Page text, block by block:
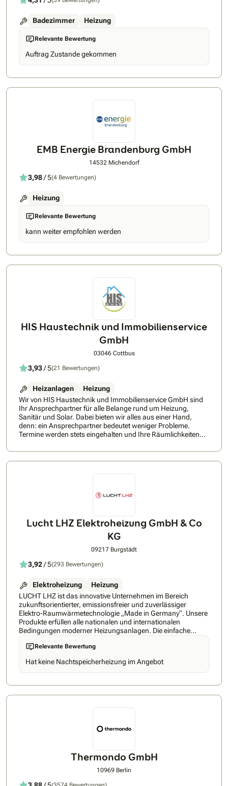
Badezimmer Heizung
Relevante Bewertung
Auftrag Zustande gekommen
EMB Energie Brandenburg GmbH
14532 Michendorf
3,98/ 5(4 Bewertungen)
Heizung
Relevante Bewertung
kann weiter empfohlen werden
HIS Haustechnik und Immobilienservice
GmbH
03046 Cottbus
3,93/ 5(21 Bewertungen)
Heizanlagen
Heizung
Wir von HIS Haustechnik und Immobilienservice GmbH sind
Ihr Ansprechpartner für alle Belange rund um Heizung,
Sanitär und Solar. Dabei bieten wir alles aus einer Hand,
denn: ein Ansprechpartner bedeutet weniger Probleme.
Termine werden stets eingehalten und Ihre Räumlichkeiten
versprochen!
Lucht LHZ Elektroheizung GmbH & Co
KG
09217 Burgstädt
3,92/ 5(293 Bewertungen)
Elektroheizung
Heizung
LUCHT LHZ ist das innovative Unternehmen im Bereich
zukunftsorientierter, emissionsfreier und zuverlässiger
Elektro-Raumwärmetechnologie „Made in Germany“. Unsere
Produkte erfüllen alle nationalen und internationalen
Bedingungen moderner Heizungsanlagen. Die einfache
Kopplungsmöglichkeit mit Strom aus erneuerbarer Energie,
sowie unsere Ergebnisse aus Forschung und Entwicklung
sichern, dass unsere Top-Produkte ganz vorn sind.
Das dürfen unsere Kunden weltweit erwarten. Seit 30 Jahren.
Heute & Morgen. Jeden Tag. Die Firma Lucht LHZ
Heizsystemen erfolgt seit 1995 in Hartmannsdorf/Burgstädt.
über 32 Ländern. Zum Produktportfolio zählen u.a. Flächen-
Speicherheizungen, Designheizungen, Badheizkörper,
unserer Produkte erfolgt an unseren Standorten
Hartmannsdorf und Burgstädt. Videos zur Firma und den
Relevante Bewertung
Hat keine Nachtspeicherheizung im Angebot
Thermondo GmbH
10969 Berlin